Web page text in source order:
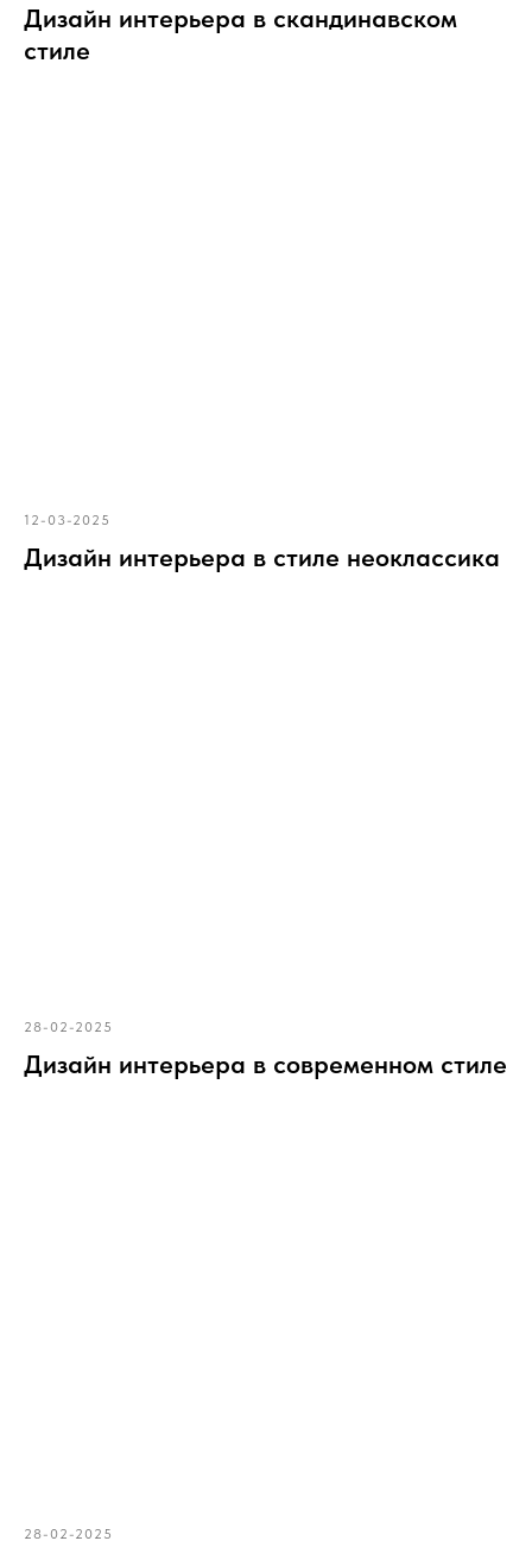
Дизайн интерьера в скандинавском
стиле
12-03-2025
Дизайн интерьера в стиле неоклассика
28-02-2025
Дизайн интерьера в современном стиле
28-02-2025